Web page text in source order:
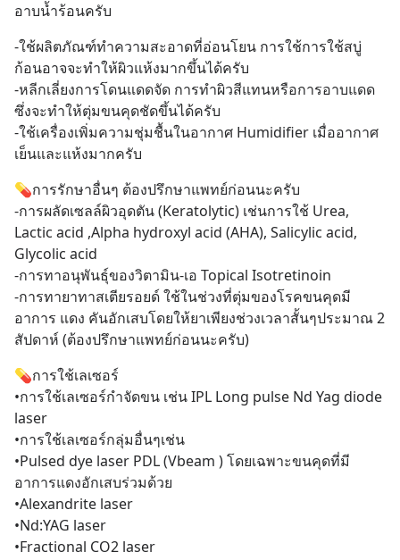
อาบน้ำร้อนครับ
-ใช้ผลิตภัณฑ์ทำความสะอาดที่อ่อนโยน การใช้การใช้สบู่
ก้อนอาจจะทำให้ผิวแห้งมากขึ้นได้ครับ
-หลีกเลี่ยงการโดนแดดจัด การทำผิวสีแทนหรือการอาบแดด
ซึ่งจะทำให้ตุ่มขนคุดชัดขึ้นได้ครับ
-ใช้เครื่องเพิ่มความชุ่มชื้นในอากาศ Humidifier เมื่ออากาศ
เย็นและแห้งมากครับ
💊การรักษาอื่นๆ ต้องปรึกษาแพทย์ก่อนนะครับ
-การผลัดเซลล์ผิวอุดตัน (Keratolytic) เช่นการใช้ Urea,
Lactic acid ,Alpha hydroxyl acid (AHA), Salicylic acid,
Glycolic acid
-การทาอนุพันธุ์ของวิตามิน-เอ Topical Isotretinoin
-การทายาทาสเตียรอยด์ ใช้ในช่วงที่ตุ่มของโรคขนคุดมี
อาการ แดง คันอักเสบโดยให้ยาเพียงช่วงเวลาสั้นๆประมาณ 2
สัปดาห์ (ต้องปรึกษาแพทย์ก่อนนะครับ)
💊การใช้เลเซอร์
•การใช้เลเซอร์กำจัดขน เช่น IPL Long pulse Nd Yag diode
laser
•การใช้เลเซอร์กลุ่มอื่นๆเช่น
•Pulsed dye laser PDL (Vbeam ) โดยเฉพาะขนคุดที่มี
อาการแดงอักเสบร่วมด้วย
•Alexandrite laser
•Nd:YAG laser
•Fractional CO2 laser